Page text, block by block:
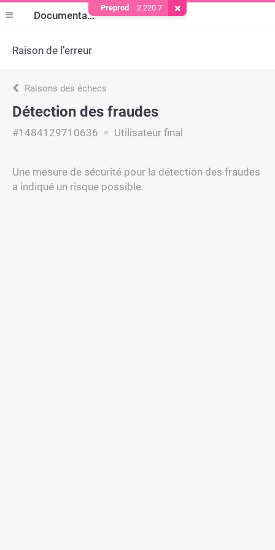
Documentation
Raison de l’erreur
Raisons des échecs
Détection des fraudes
#1484129710636 Utilisateur final
Une mesure de sécurité pour la détection des fraudes
a indiqué un risque possible.
Preprod 2.220.7 Supprimer le cookie